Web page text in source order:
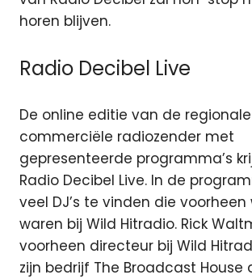
horen blijven.
Radio Decibel Live
De online editie van de regionale
commerciële radiozender met
gepresenteerde programma’s
Radio Decibel Live. In de
veel DJ’s te vinden die voorheen
waren bij Wild Hitradio. Rick
voorheen directeur bij Wild
zijn bedrijf The Broadcast House